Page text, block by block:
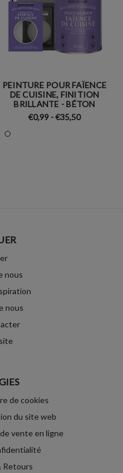
PEINTURE POUR FAÏENCE
DE CUISINE, FINITION
BRILLANTE - BÉTON
€0,99 - €35,50
nous
nous
de cookies
du site web
vente en ligne
Retours